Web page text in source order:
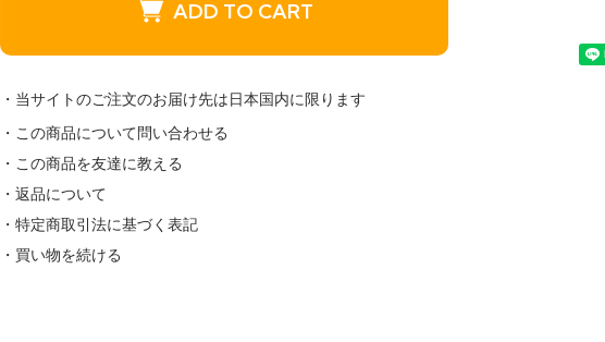
ADD TO CART
・当サイトのご注文のお届け先は日本国内に限ります
・この商品について問い合わせる
・この商品を友達に教える
・返品について
・特定商取引法に基づく表記
・買い物を続ける